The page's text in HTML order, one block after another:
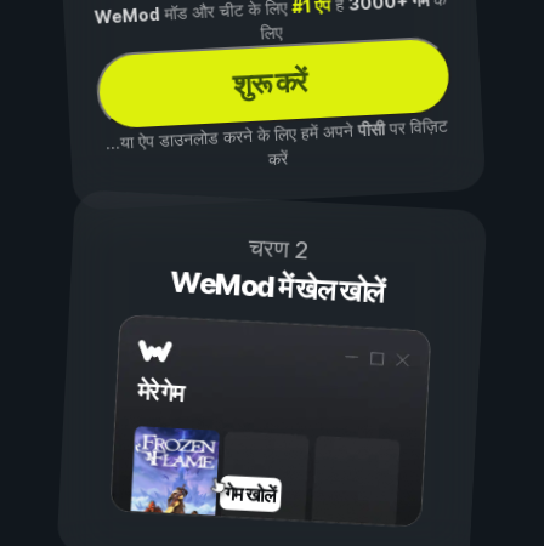
WeMod मॉड और चीट के लिए#1 ऐपहै
लिए
शुरू करें
...या ऐप डाउनलोड करने के लिए हमें अपनेपीसीपर विज़िट
करें
चरण 2
WeMod में खेल खोलें
मेरे गेम
गेम खोलें